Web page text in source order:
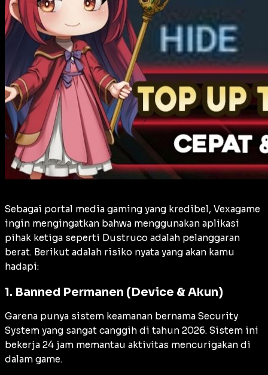
Sebagai portal media gaming yang kredibel, Vexagame
ingin mengingatkan bahwa menggunakan aplikasi
pihak ketiga seperti Dustruco adalah pelanggaran
berat. Berikut adalah risiko nyata yang akan kamu
hadapi:
1. Banned Permanen (Device & Akun)
Garena punya sistem keamanan bernama Security
System yang sangat canggih di tahun 2026. Sistem ini
bekerja 24 jam memantau aktivitas mencurigakan di
dalam game.